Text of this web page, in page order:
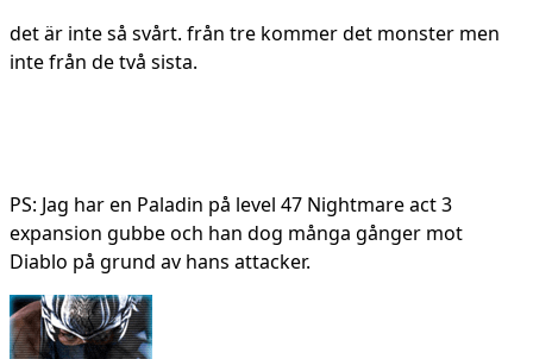
det är inte så svårt. från tre kommer det monster men
inte från de två sista.
PS: Jag har en Paladin på level 47 Nightmare act 3
expansion gubbe och han dog många gånger mot
Diablo på grund av hans attacker.